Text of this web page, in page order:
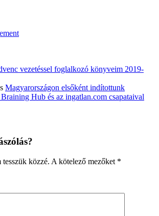
vezetéssel foglalkozó könyveim 2019-
Magyarországon elsőként indítottunk
Braining Hub és az ingatlan.com csapataival
közzé. A kötelező mezőket *